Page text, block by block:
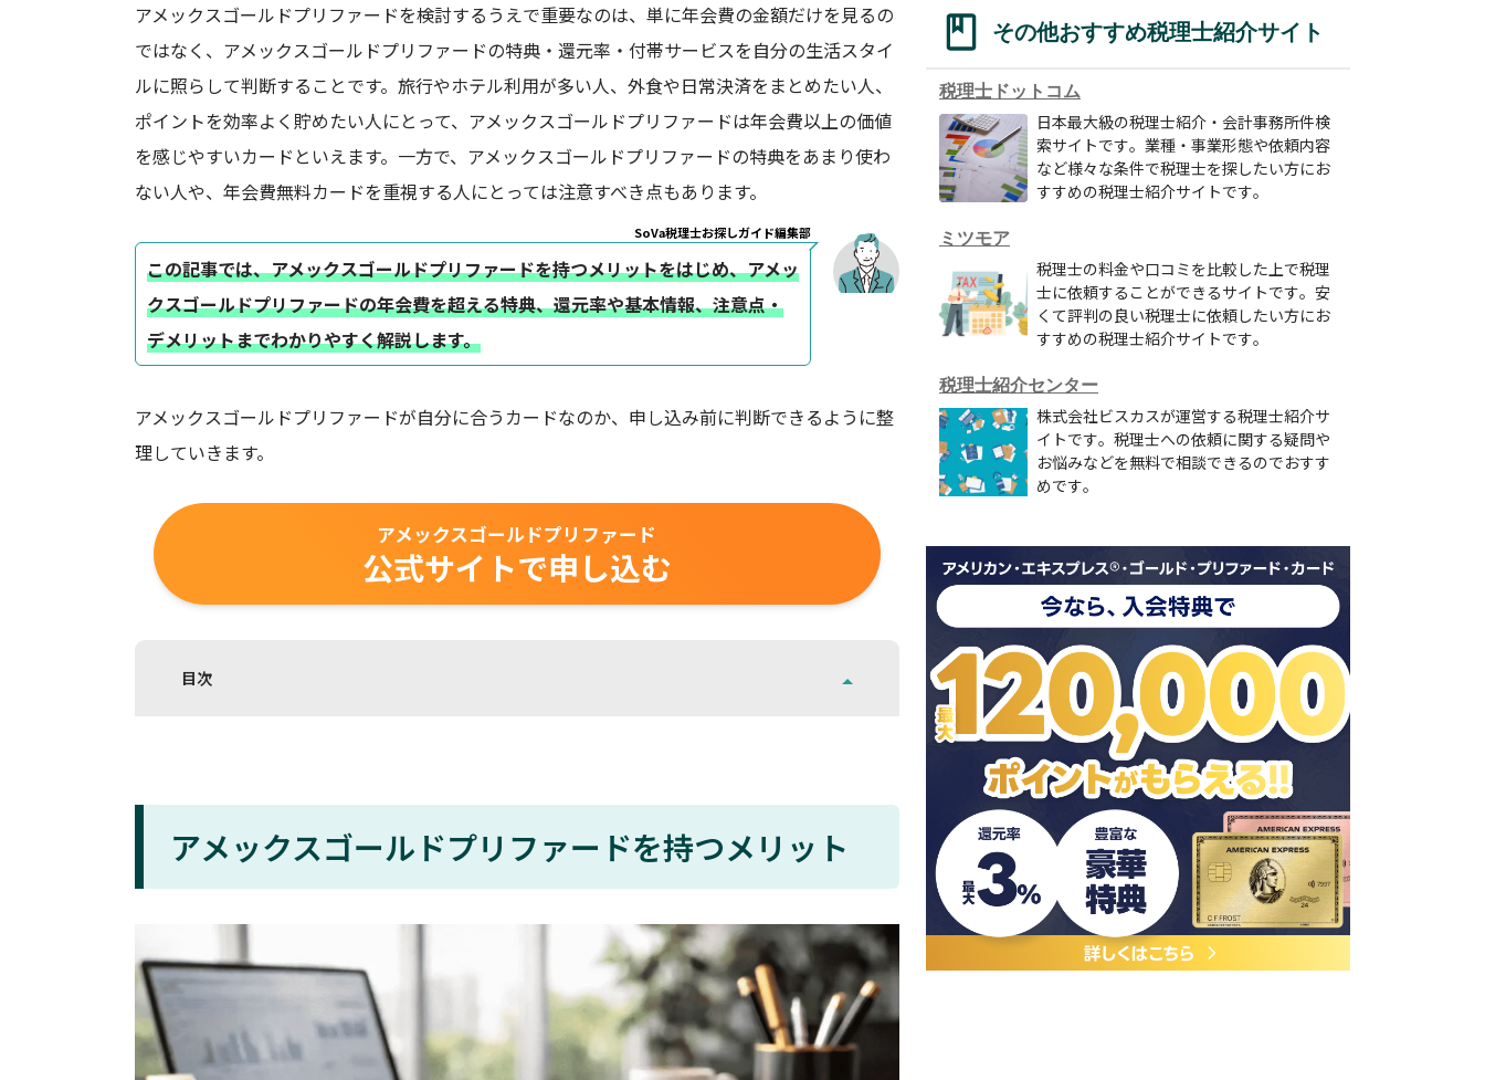
アメックスゴールドプリファードを検討するうえで重要なのは、単に年会費の金額だけを見るの
ではなく、アメックスゴールドプリファードの特典・還元率・付帯サービスを自分の生活スタイ
ルに照らして判断することです。旅行やホテル利用が多い人、外食や日常決済をまとめたい人、
ポイントを効率よく貯めたい人にとって、アメックスゴールドプリファードは年会費以上の価値
を感じやすいカードといえます。一方で、アメックスゴールドプリファードの特典をあまり使わ
ない人や、年会費無料カードを重視する人にとっては注意すべき点もあります。
SoVa税理士お探しガイド編集部
この記事では、アメックスゴールドプリファードを持つメリットをはじめ、アメッ
クスゴールドプリファードの年会費を超える特典、還元率や基本情報、注意点・
デメリットまでわかりやすく解説します。
アメックスゴールドプリファードが自分に合うカードなのか、申し込み前に判断できるように整
理していきます。
アメックスゴールドプリファード
公式サイトで申し込む
目次
アメックスゴールドプリファードを持つメリット
その他おすすめ税理士紹介サイト
税理士ドットコム
日本最大級の税理士紹介・会計事務所件検
索サイトです。業種・事業形態や依頼内容
など様々な条件で税理士を探したい方にお
すすめの税理士紹介サイトです。
ミツモア
税理士の料金や口コミを比較した上で税理
士に依頼することができるサイトです。安
くて評判の良い税理士に依頼したい方にお
すすめの税理士紹介サイトです。
税理士紹介センター
株式会社ビスカスが運営する税理士紹介サ
イトです。税理士への依頼に関する疑問や
お悩みなどを無料で相談できるのでおすす
めです。